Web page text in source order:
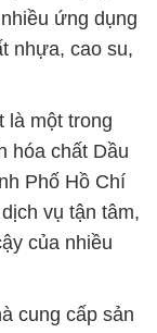
ứng dụng
nhựa, cao su,
là một trong
hóa chất Dầu
Phố Hồ Chí
vụ tận tâm,
của nhiều
cung cấp sản